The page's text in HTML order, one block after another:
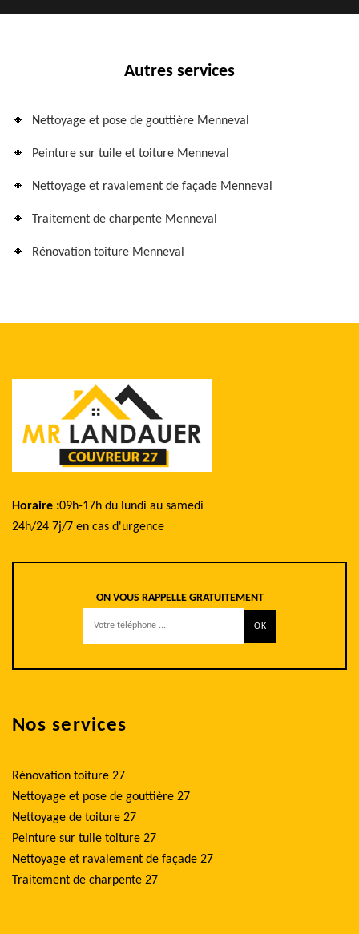
Autres services
Nettoyage et pose de gouttière Menneval
Peinture sur tuile et toiture Menneval
Nettoyage et ravalement de façade Menneval
Traitement de charpente Menneval
Rénovation toiture Menneval
Horaire :09h-17h du lundi au samedi
24h/24 7j/7 en cas d'urgence
ON VOUS RAPPELLE GRATUITEMENT
Nos services
Rénovation toiture 27
Nettoyage et pose de gouttière 27
Nettoyage de toiture 27
Peinture sur tuile toiture 27
Nettoyage et ravalement de façade 27
Traitement de charpente 27